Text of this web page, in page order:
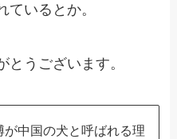
ているとか。
うございます。
が中国の犬と呼ばれる理